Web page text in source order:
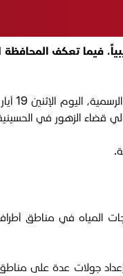
فيما تعكف
المياه في مناطق
جولات عدة على